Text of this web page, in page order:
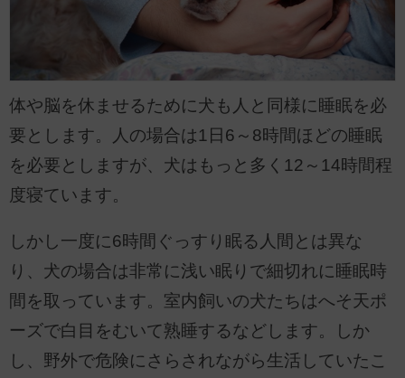
体や脳を休ませるために犬も人と同様に睡眠を必
要とします。人の場合は1日6～8時間ほどの睡眠
を必要としますが、犬はもっと多く12～14時間程
度寝ています。
しかし一度に6時間ぐっすり眠る人間とは異な
り、犬の場合は非常に浅い眠りで細切れに睡眠時
間を取っています。室内飼いの犬たちはへそ天ポ
ーズで白目をむいて熟睡するなどします。しか
し、野外で危険にさらされながら生活していたこ